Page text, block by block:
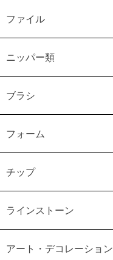
ファイル
ニッパー類
ブラシ
フォーム
チップ
ラインストーン
アート・デコレーション